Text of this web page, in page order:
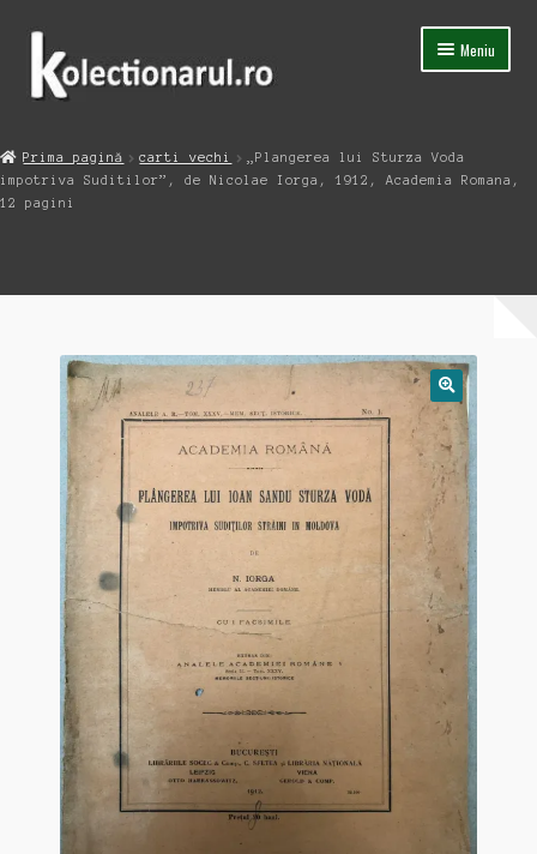
Sari
navigare
Sari
conținut
Meniu
Magazin
Extinde
Blog
Contact
Prima pagină carti vechi
„Plangerea lui Sturza Voda
impotriva Suditilor”, de Nicolae Iorga, 1912, Academia Romana,
12 pagini